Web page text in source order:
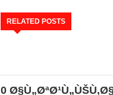
RELATED POSTS
0